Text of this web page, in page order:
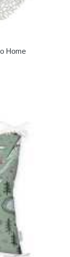
Home